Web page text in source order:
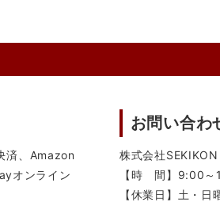
済、Amazon
オンライン
お問い合わ
株式会社SEKIKON
【時 間】9:00～
【休業日】土・日